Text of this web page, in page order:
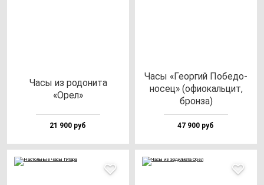
Часы из ро­до­ни­та
«Орел»
21 900 руб
Часы «Геор­гий Побе­до­
но­сец» (офи­окаль­цит,
брон­за)
47 900 руб